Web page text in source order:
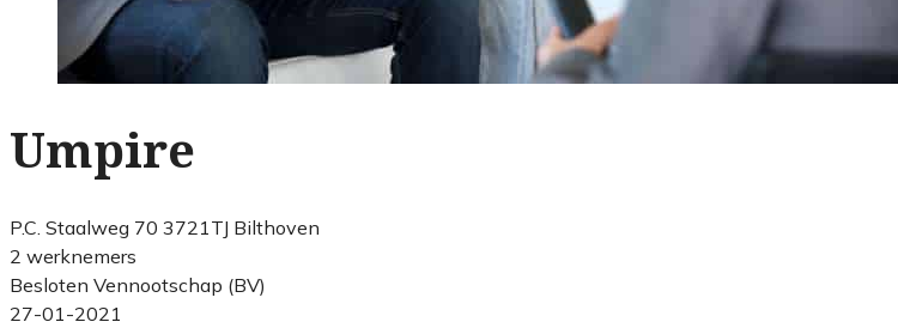
Umpire
P.C. Staalweg 70 3721TJ Bilthoven
2 werknemers
Besloten Vennootschap (BV)
27-01-2021